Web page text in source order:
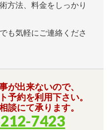
方法、料金をしっかり
も気軽にご連絡くださ
が出来ないので、
予約を利用下さい。
談にて承ります。
7423